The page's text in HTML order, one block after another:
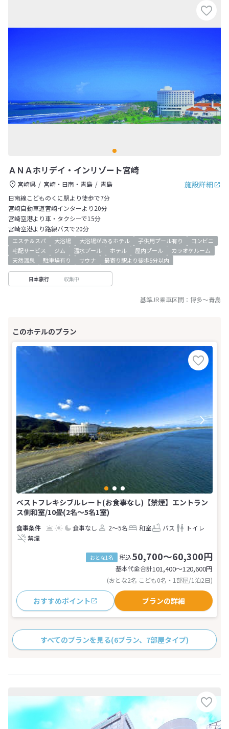
ＡＮＡホリデイ・インリゾート宮崎
施設詳細
宮崎県 宮崎・日南・青島
青島
日南線こどものくに駅より徒歩で7分
宮崎自動車道宮崎インターより20分
宮崎空港より車・タクシーで15分
宮崎空港より路線バスで20分
エステ＆スパ 大浴場 大浴場があるホテル 子供用プール有り
コンビニ
宅配サービス
ジム 温水プール ホテル 屋内プール
カラオケルーム
天然温泉
駐車場有り サウナ 最寄り駅より徒歩5分以内
日本旅行 収集中
基準JR乗車区間： 博多～青島
ベストフレキシブルレート(お食事なし)【禁煙】エントラン
ス側和室/10畳(2名～5名1室)
食事なし 2～5名 和室 バス
トイレ
禁煙
おとな1名 税込50,700～60,300円
基本代金合計101,400〜120,600円
(おとな2名 こども0名・1部屋/1泊2日)
おすすめポイント プランの詳細
すべてのプランを見る(6プラン、7部屋タイプ)